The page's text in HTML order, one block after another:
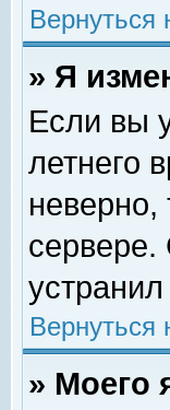
Вернуться
» Я
Если вы
летнего
неверно,
Вернуться
» Моего